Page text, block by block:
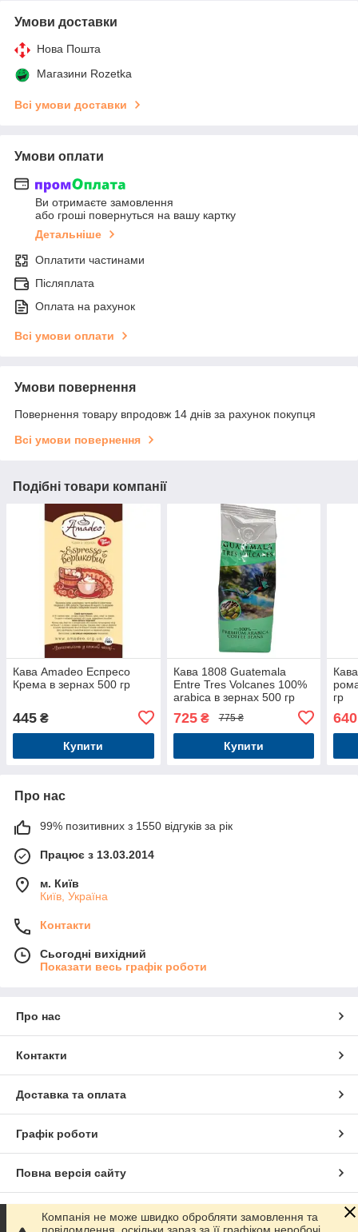
Умови доставки
Нова Пошта
Магазини Rozetka
Всі умови доставки
Умови оплати
Ви отримаєте замовлення
або гроші повернуться на вашу картку
Детальніше
Оплатити частинами
Післяплата
Оплата на рахунок
Всі умови оплати
Умови повернення
Повернення товару впродовж 14 днів за рахунок покупця
Всі умови повернення
Подібні товари компанії
Кава Amadeo Еспресо
Крема в зернах 500 гр
445 ₴
Купити
Кава 1808 Guatemala
Entre Tres Volcanes 100%
arabica в зернах 500 гр
725₴ 775 ₴
Купити
гр
640
Про нас
99% позитивних з 1550 відгуків за рік
Працює з 13.03.2014
м. Київ
Київ, Україна
Контакти
Сьогодні вихідний
Показати весь графік роботи
Про нас
Контакти
Доставка та оплата
Графік роботи
Повна версія сайту
Сайт створено на маркетплейсі Prom.ua
Компанія не може швидко обробляти замовлення та